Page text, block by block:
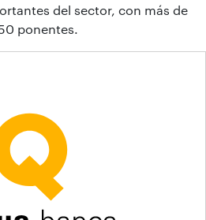
del sector, con más de
ponentes.